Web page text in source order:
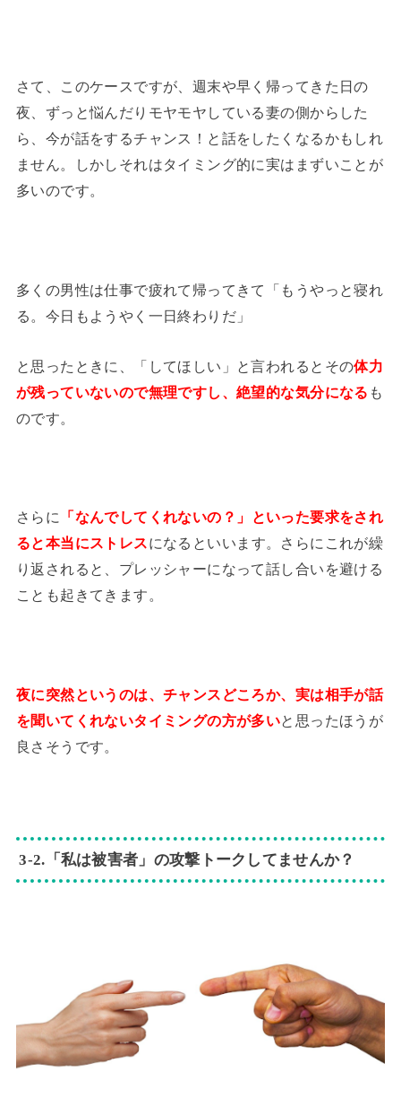
さて、このケースですが、週末や早く帰ってきた日の
夜、ずっと悩んだりモヤモヤしている妻の側からした
ら、今が話をするチャンス！と話をしたくなるかもしれ
ません。しかしそれはタイミング的に実はまずいことが
多いのです。
多くの男性は仕事で疲れて帰ってきて「もうやっと寝れ
る。今日もようやく一日終わりだ」
と思ったときに、「してほしい」と言われるとその体力
が残っていないので無理ですし、絶望的な気分になる も
のです。
さらに 「なんでしてくれないの？」といった要求をされ
ると本当にストレスになるといいます。さらにこれが繰
り返されると、プレッシャーになって話し合いを避ける
ことも起きてきます。
夜に突然というのは、チャンスどころか、実は相手が話
を聞いてくれないタイミングの方が多いと思ったほうが
良さそうです。
3‐2.「私は被害者」の攻撃トークしてませんか？